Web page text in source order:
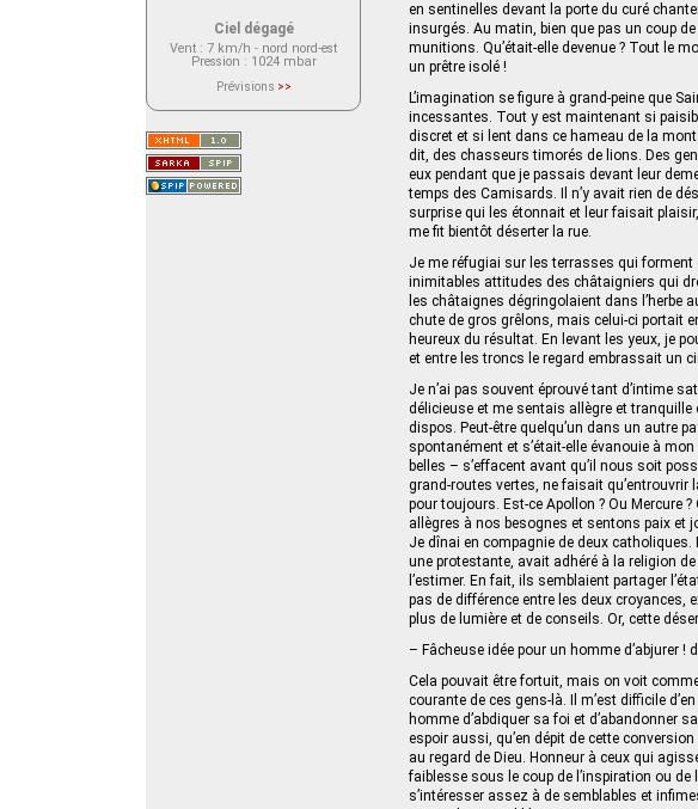
en sentinelles devant la porte du curé
insurgés. Au matin, bien que pas un coup
munitions. Qu’était-elle devenue ? Tout le
un prêtre isolé !
L’imagination se figure à grand-peine que
incessantes. Tout y est maintenant si
discret et si lent dans ce hameau de la
dit, des chasseurs timorés de lions. Des
eux pendant que je passais devant leur
temps des Camisards. Il n’y avait rien de
surprise qui les étonnait et leur faisait
me fit bientôt déserter la rue.
Je me réfugiai sur les terrasses qui
inimitables attitudes des châtaigniers qui
les châtaignes dégringolaient dans l’herbe
chute de gros grêlons, mais celui-ci portait
heureux du résultat. En levant les yeux, je
et entre les troncs le regard embrassait un
Je n’ai pas souvent éprouvé tant d’intime
délicieuse et me sentais allègre et tranquille
dispos. Peut-être quelqu’un dans un autre
spontanément et s’était-elle évanouie à
belles – s’effacent avant qu’il nous soit
grand-routes vertes, ne faisait qu’entrouvrir
pour toujours. Est-ce Apollon ? Ou Mercure
allègres à nos besognes et sentons paix et
Je dînai en compagnie de deux
une protestante, avait adhéré à la religion
l’estimer. En fait, ils semblaient partager
pas de différence entre les deux croyances,
plus de lumière et de conseils. Or, cette
– Fâcheuse idée pour un homme d’abjurer !
Cela pouvait être fortuit, mais on voit
courante de ces gens-là. Il m’est difficile
homme d’abdiquer sa foi et d’abandonner
espoir aussi, qu’en dépit de cette
au regard de Dieu. Honneur à ceux qui
faiblesse sous le coup de l’inspiration ou de
s’intéresser assez à de semblables et
Ciel dégagé
Vent : 7 km/h - nord nord-est
Pression : 1024 mbar
Prévisions >>
actuellement aucune prévision
Saint-Nom.
Veuillez consulter le message du
service ci-dessous.
(401 - Invalid API key. Please see
https://openweathermap.org/faq#error401